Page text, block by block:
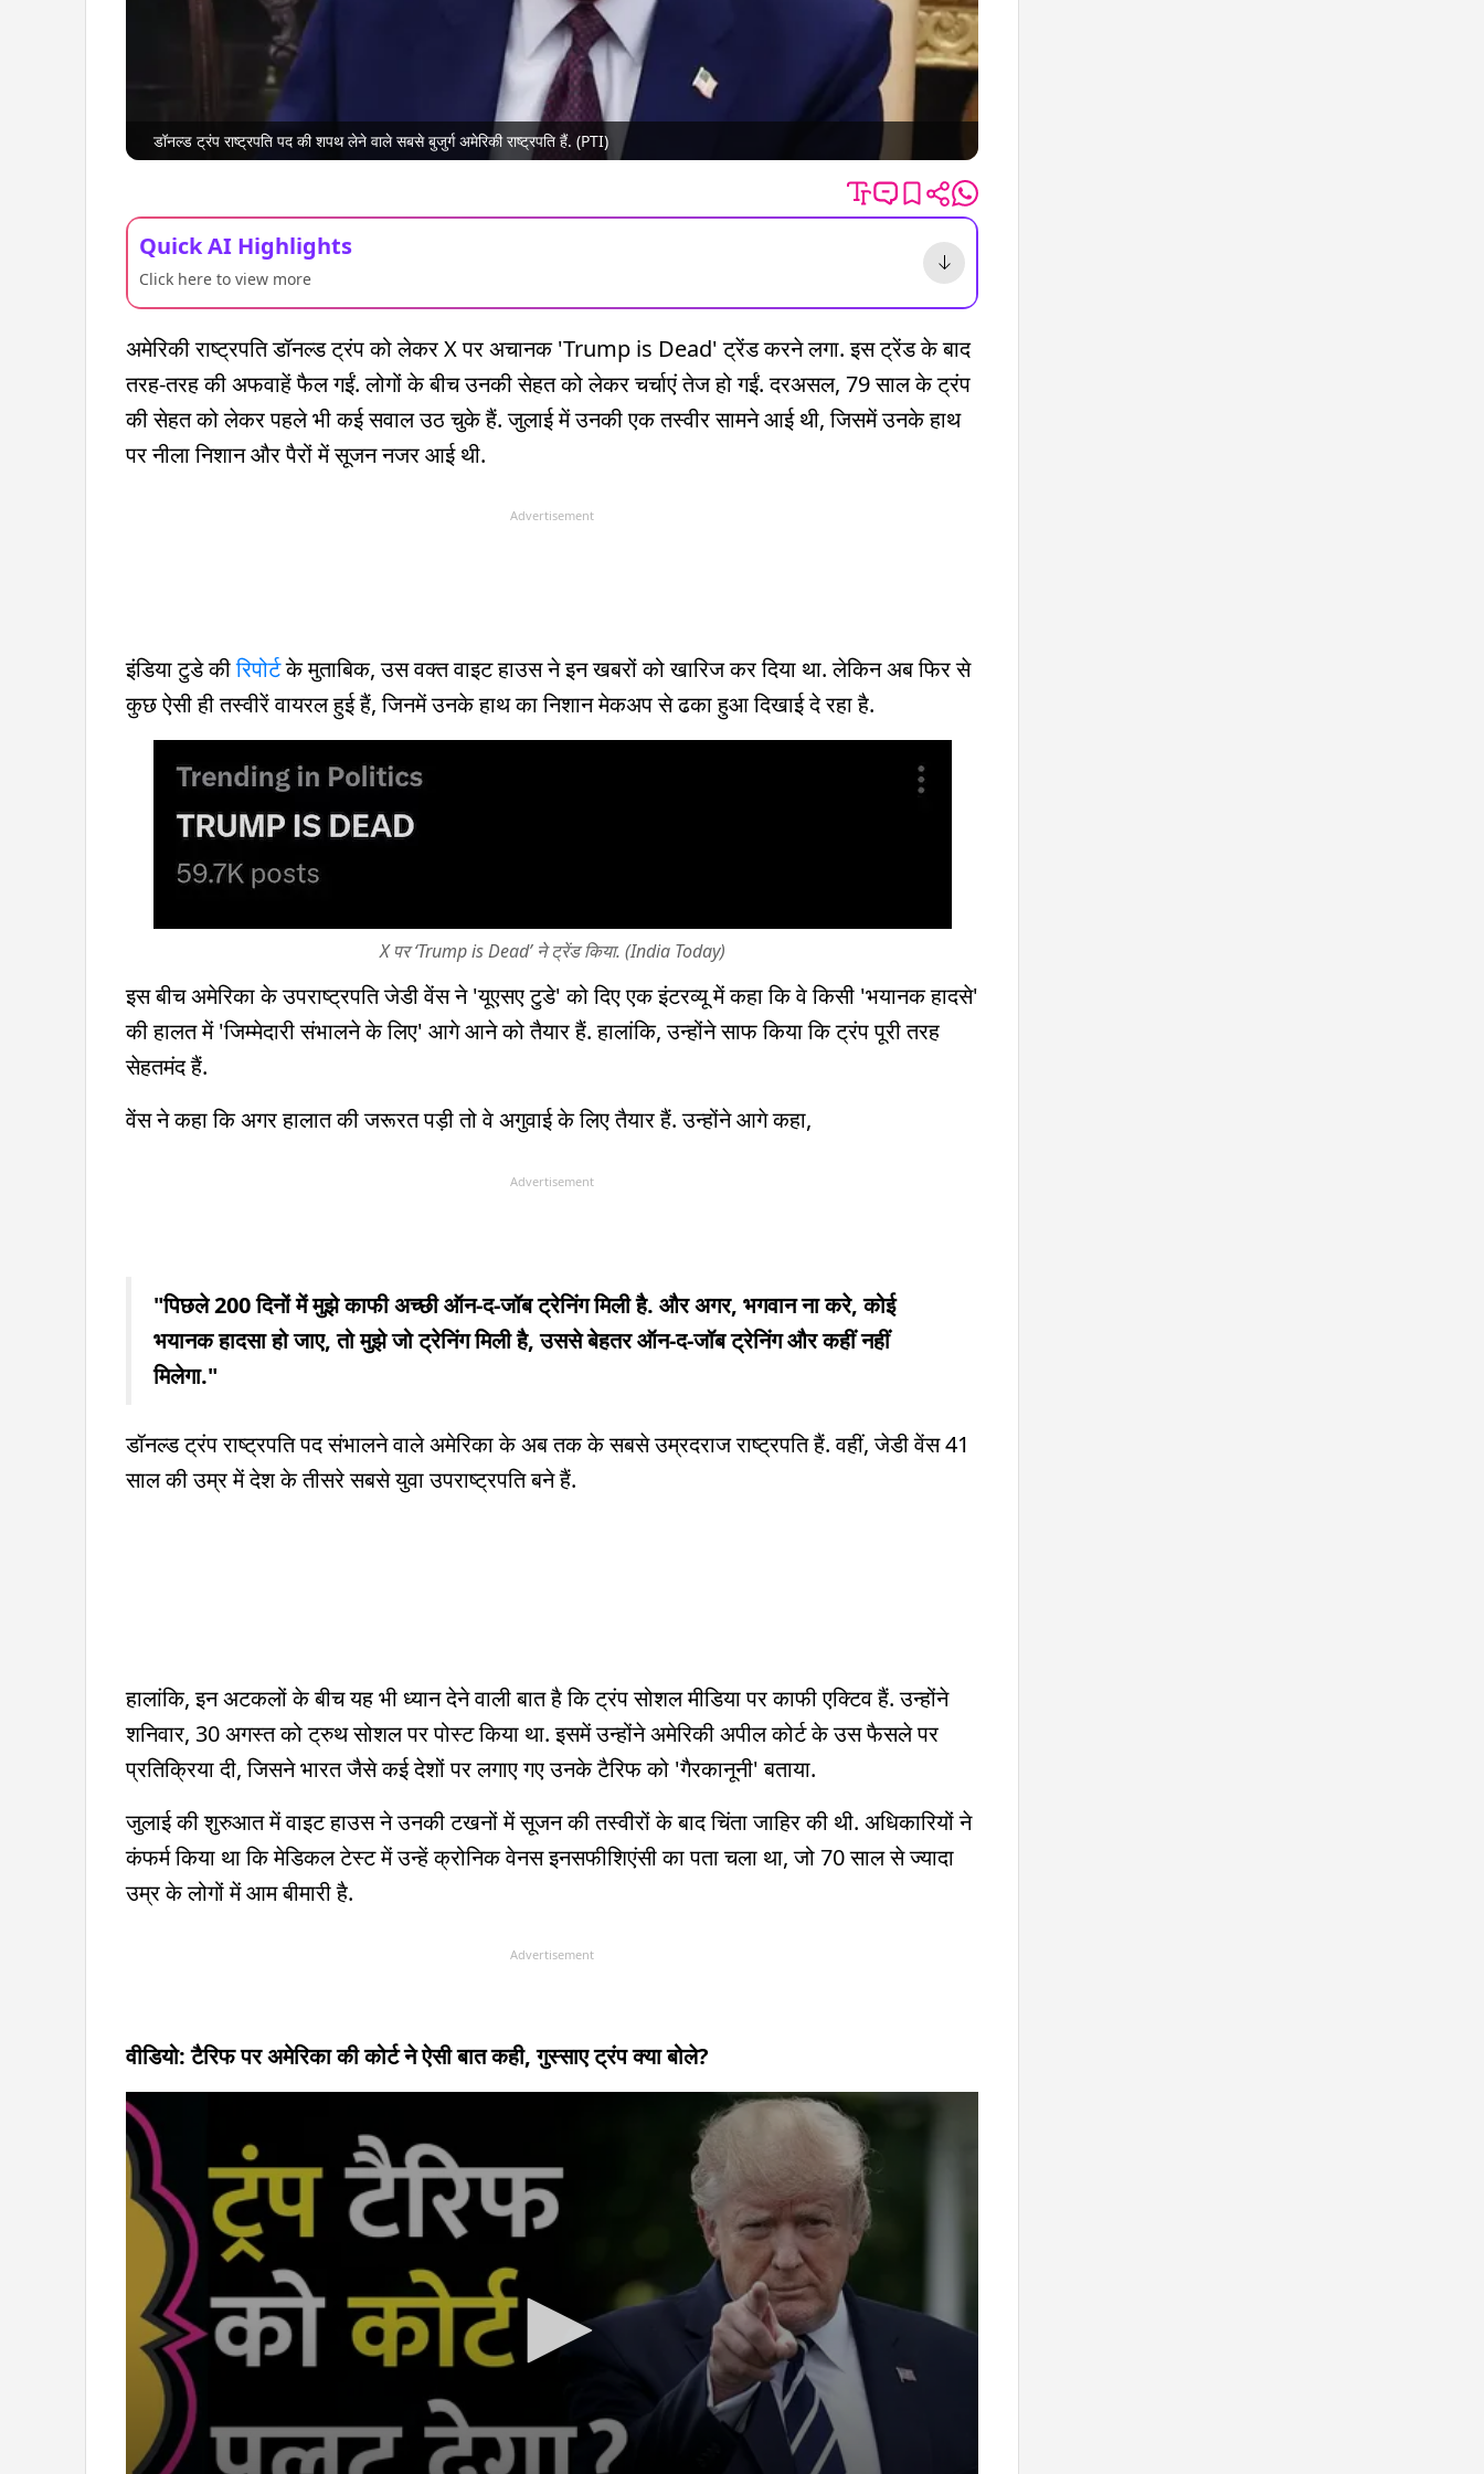
डॉनल्ड ट्रंप राष्ट्रपति पद की शपथ लेने वाले सबसे बुजुर्ग अमेरिकी राष्ट्रपति हैं. (PTI)
Quick AI Highlights
Click here to view more
अमेरिकी राष्ट्रपति डॉनल्ड ट्रंप को लेकर X पर अचानक 'Trump is Dead' ट्रेंड करने लगा. इस ट्रेंड के बाद
तरह-तरह की अफवाहें फैल गईं. लोगों के बीच उनकी सेहत को लेकर चर्चाएं तेज हो गईं. दरअसल, 79 साल के ट्रंप
की सेहत को लेकर पहले भी कई सवाल उठ चुके हैं. जुलाई में उनकी एक तस्वीर सामने आई थी, जिसमें उनके हाथ
पर नीला निशान और पैरों में सूजन नजर आई थी.
Advertisement
इंडिया टुडे कीरिपोर्टके मुताबिक, उस वक्त वाइट हाउस ने इन खबरों को खारिज कर दिया था. लेकिन अब फिर से
कुछ ऐसी ही तस्वीरें वायरल हुई हैं, जिनमें उनके हाथ का निशान मेकअप से ढका हुआ दिखाई दे रहा है.
X पर ‘Trump is Dead’ ने ट्रेंड किया. (India Today)
इस बीच अमेरिका के उपराष्ट्रपति जेडी वेंस ने 'यूएसए टुडे' को दिए एक इंटरव्यू में कहा कि वे किसी 'भयानक हादसे'
की हालत में 'जिम्मेदारी संभालने के लिए' आगे आने को तैयार हैं. हालांकि, उन्होंने साफ किया कि ट्रंप पूरी तरह
सेहतमंद हैं.
वेंस ने कहा कि अगर हालात की जरूरत पड़ी तो वे अगुवाई के लिए तैयार हैं. उन्होंने आगे कहा,
Advertisement
"पिछले 200 दिनों में मुझे काफी अच्छी ऑन-द-जॉब ट्रेनिंग मिली है. और अगर, भगवान ना करे, कोई
भयानक हादसा हो जाए, तो मुझे जो ट्रेनिंग मिली है, उससे बेहतर ऑन-द-जॉब ट्रेनिंग और कहीं नहीं
मिलेगा."
डॉनल्ड ट्रंप राष्ट्रपति पद संभालने वाले अमेरिका के अब तक के सबसे उम्रदराज राष्ट्रपति हैं. वहीं, जेडी वेंस 41
साल की उम्र में देश के तीसरे सबसे युवा उपराष्ट्रपति बने हैं.
हालांकि, इन अटकलों के बीच यह भी ध्यान देने वाली बात है कि ट्रंप सोशल मीडिया पर काफी एक्टिव हैं. उन्होंने
शनिवार, 30 अगस्त को ट्रुथ सोशल पर पोस्ट किया था. इसमें उन्होंने अमेरिकी अपील कोर्ट के उस फैसले पर
प्रतिक्रिया दी, जिसने भारत जैसे कई देशों पर लगाए गए उनके टैरिफ को 'गैरकानूनी' बताया.
जुलाई की शुरुआत में वाइट हाउस ने उनकी टखनों में सूजन की तस्वीरों के बाद चिंता जाहिर की थी. अधिकारियों ने
कंफर्म किया था कि मेडिकल टेस्ट में उन्हें क्रोनिक वेनस इनसफीशिएंसी का पता चला था, जो 70 साल से ज्यादा
उम्र के लोगों में आम बीमारी है.
Advertisement
वीडियो: टैरिफ पर अमेरिका की कोर्ट ने ऐसी बात कही, गुस्साए ट्रंप क्या बोले?